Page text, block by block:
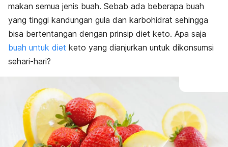
makan semua jenis buah. Sebab ada beberapa buah
yang tinggi kandungan gula dan karbohidrat sehingga
bisa bertentangan dengan prinsip diet keto. Apa saja
buah untuk diet keto yang dianjurkan untuk dikonsumsi
sehari-hari?